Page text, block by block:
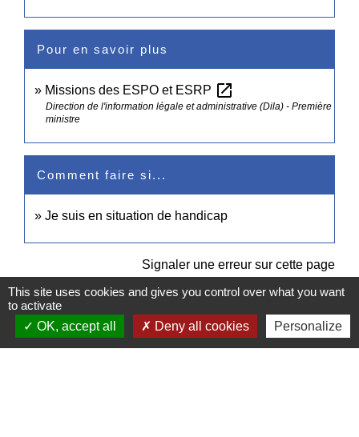
Pour en savoir plus
Missions des ESPO et ESRP open_in_new
Direction de l'information légale et administrative (Dila) - Première
ministre
Comment faire si...
Je suis en situation de handicap
Signaler une erreur sur cette page
This site uses cookies and gives you control over what you want
to activate
OK, accept all
Deny all cookies Personalize